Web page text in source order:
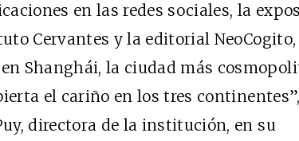
en las redes sociales, la
Cervantes y la editorial NeoCogito,
Shanghái, la ciudad más
el cariño en los tres continentes”,
directora de la institución, en su